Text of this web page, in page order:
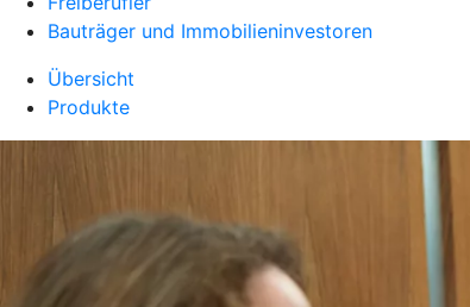
Bauträger und Immobilieninvestoren
Übersicht
Produkte